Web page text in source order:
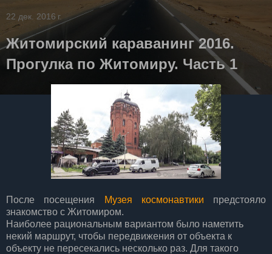
22 дек. 2016 г.
Житомирский караванинг 2016.
Прогулка по Житомиру. Часть 1
После посещения Музея космонавтики предстояло
знакомство с Житомиром.
Наиболее рациональным вариантом было наметить
некий маршрут, чтобы передвижения от объекта к
объекту не пересекались несколько раз. Для такого